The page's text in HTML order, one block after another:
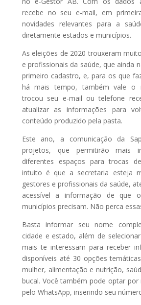
recebe no seu e-mail, em
novidades relevantes para a
diretamente estados e municípios.
As eleições de 2020 trouxeram
e profissionais da saúde, que ainda
primeiro cadastro, e, para os que
há mais tempo, também vale o
trocou seu e-mail ou telefone
atualizar as informações para
conteúdo produzido pela pasta.
Este ano, a comunicação da
projetos, que permitirão mais
diferentes espaços para trocas
intuito é que a secretaria esteja
gestores e profissionais da saúde,
acessível a informação de que
municípios precisam. Não perca
Basta informar seu nome
cidade e estado, além de
mais te interessam para receber
disponíveis até 30 opções
mulher, alimentação e nutrição,
bucal. Você também pode optar por
pelo WhatsApp, inserindo seu